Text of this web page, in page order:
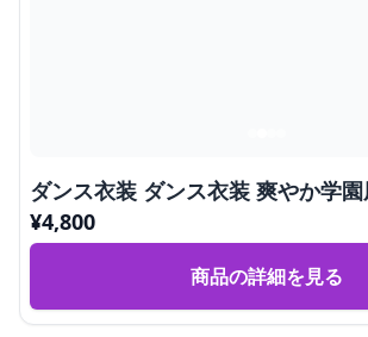
ダンス衣装 ダンス衣装 爽やか学
¥4,800
商品の詳細を見る